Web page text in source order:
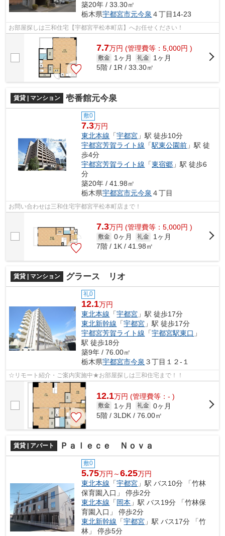
築20年 / 33.30㎡
栃木県宇都宮市元今泉 ４丁目14-23
お部屋探しは三和住宅【宇都宮平松本町店】へお任せください！
7.7万円 (管理費等：5,000円 )
敷金 1ヶ月 礼金
1ヶ月
5階 / 1R / 33.30㎡
賃貸 | マンション 壱番館元今泉
敷0
7.3万円
東北本線 「宇都宮 」駅 徒歩10分
宇都宮芳賀ライト線 「駅東公園前 」駅 徒
歩4分
宇都宮芳賀ライト線 「東宿郷 」駅 徒歩6
分
築20年 / 41.98㎡
栃木県宇都宮市元今泉 ４丁目
お問い合わせは三和住宅宇都宮平松本町店まで！
7.3万円 (管理費等：5,000円 )
敷金 0ヶ月 礼金
1ヶ月
7階 / 1K / 41.98㎡
賃貸 | マンション グラース リオ
礼0
12.1万円
東北本線 「宇都宮 」駅 徒歩17分
東北新幹線 「宇都宮 」駅 徒歩17分
宇都宮芳賀ライト線 「宇都宮駅東口 」
駅 徒歩18分
築9年 / 76.00㎡
栃木県宇都宮市今泉 ３丁目１２-１
☆リモート紹介・ご案内実施中★お部屋探しは三和住宅まで！！
12.1万円 (管理費等：- )
敷金 1ヶ月 礼金 0ヶ月
5階 / 3LDK / 76.00㎡
賃貸 | アパート Ｐａｌｅｃｅ Ｎｏｖａ
敷0
5.75万円～6.25万円
東北本線 「宇都宮 」駅 バス10分 「竹林
保育園入口」 停歩2分
東北本線 「岡本 」駅 バス19分 「竹林保
育園入口」 停歩2分
東北新幹線 「宇都宮 」駅 バス17分 「竹
林」 停歩5分